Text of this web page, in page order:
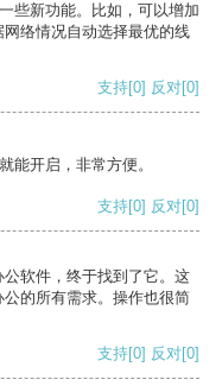
些新功能。比如，可以增加
络情况自动选择最优的线
支持[0] 反对[0]
能开启，非常方便。
支持[0] 反对[0]
软件，终于找到了它。这
的所有需求。操作也很简
支持[0] 反对[0]